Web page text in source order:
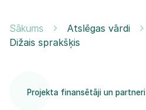
Sākums
Atslēgas vārdi
Dižais sprakšķis
Projekta finansētāji un partneri